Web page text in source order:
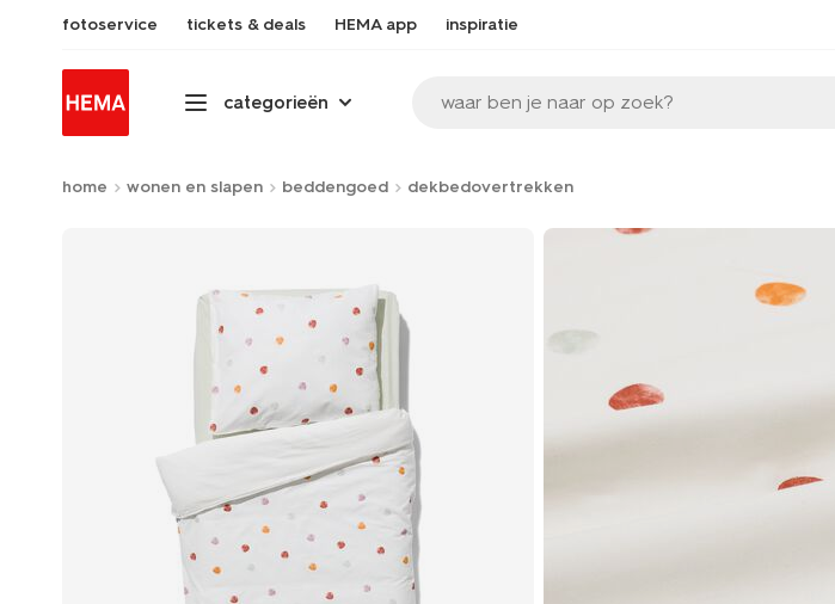
fotoservice tickets & deals HEMA app inspiratie
categorieën waar ben je naar op zoek?
home wonen en slapen beddengoed dekbedovertrekken